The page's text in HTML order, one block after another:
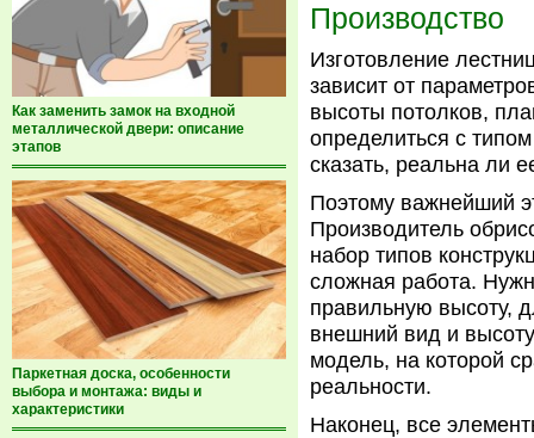
Как заменить замок на входной
металлической двери: описание
этапов
Паркетная доска, особенности
выбора и монтажа: виды и
характеристики
Производство
Изготовление
зависит от
высоты потолков,
определиться с
сказать, реальна ли
Поэтому важнейший
Производитель
набор типов
сложная работа.
правильную высоту,
внешний вид и
модель, на которой
реальности.
Наконец, все